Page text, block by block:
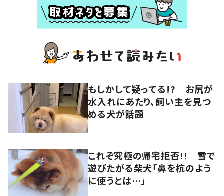
もしかして疑ってる!? お尻が
水入れにあたり、飼い主を見つ
める犬が話題
これぞ究極の帰宅拒否!! 雪で
遊びたがる柴犬「鼻を杭のよう
に使うとは…」